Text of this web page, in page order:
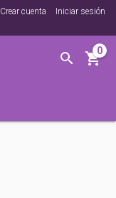
Crear cuenta Iniciar sesión
0